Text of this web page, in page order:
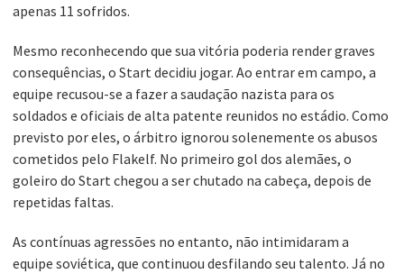
apenas 11 sofridos.
Mesmo reconhecendo que sua vitória poderia render graves
consequências, o Start decidiu jogar. Ao entrar em campo, a
equipe recusou-se a fazer a saudação nazista para os
soldados e oficiais de alta patente reunidos no estádio. Como
previsto por eles, o árbitro ignorou solenemente os abusos
cometidos pelo Flakelf. No primeiro gol dos alemães, o
goleiro do Start chegou a ser chutado na cabeça, depois de
repetidas faltas.
As contínuas agressões no entanto, não intimidaram a
equipe soviética, que continuou desfilando seu talento. Já no